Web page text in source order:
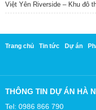
Việt Yên Riverside – Khu đô
Trang chủ Tin tức Dự án
THÔNG TIN DỰ ÁN HÀ
Tel: 0986 866 790